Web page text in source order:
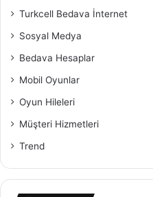
Turkcell Bedava İnternet
Sosyal Medya
Bedava Hesaplar
Mobil Oyunlar
Oyun Hileleri
Müşteri Hizmetleri
Trend